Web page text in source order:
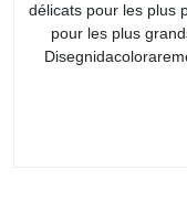
délicats pour les plus
pour les plus